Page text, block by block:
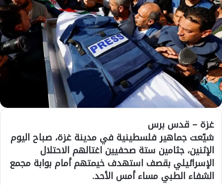
غزة – قدس برس
شيّعت جماهير فلسطينية في مدينة غزة، صباح اليوم
الإثنين، جثامين ستة صحفيين اغتالهم الاحتلال
الإسرائيلي بقصف استهدف خيمتهم أمام بوابة مجمع
الشفاء الطبي مساء أمس الأحد.